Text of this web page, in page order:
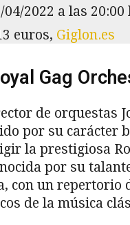
04/2022 a las 20:00
euros, Giglon.es
Gag
de orquestas
por su carácter
la prestigiosa
por su
con un repertorio
de la música